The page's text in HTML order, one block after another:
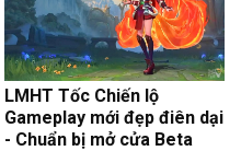
LMHT Tốc Chiến lộ
Gameplay mới đẹp điên dại
- Chuẩn bị mở cửa Beta